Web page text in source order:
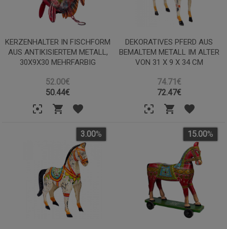
KERZENHALTER IN FISCHFORM
AUS ANTIKISIERTEM METALL,
30X9X30 MEHRFARBIG
52.00€
50.44€
DEKORATIVES PFERD AUS
BEMALTEM METALL IM ALTER
VON 31 X 9 X 34 CM
74.71€
72.47€
3.00% 15.00%